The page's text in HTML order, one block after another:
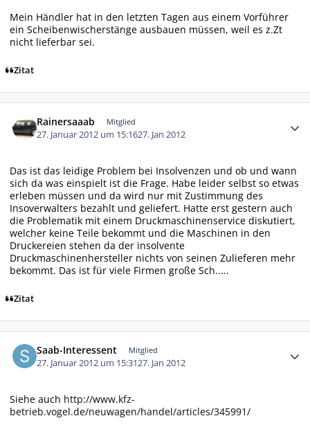
Mein Händler hat in den letzten Tagen aus einem Vorführer
ein Scheibenwischerstänge ausbauen müssen, weil es z.Zt
nicht lieferbar sei.
Zitat
Rainersaaab Mitglied
27. Januar 2012 um 15:1627. Jan 2012
Das ist das leidige Problem bei Insolvenzen und ob und wann
sich da was einspielt ist die Frage. Habe leider selbst so etwas
erleben müssen und da wird nur mit Zustimmung des
Insoverwalters bezahlt und geliefert. Hatte erst gestern auch
die Problematik mit einem Druckmaschinenservice diskutiert,
welcher keine Teile bekommt und die Maschinen in den
Druckereien stehen da der insolvente
Druckmaschinenhersteller nichts von seinen Zulieferen mehr
bekommt. Das ist für viele Firmen große Sch.....
Zitat
Saab-Interessent Mitglied
27. Januar 2012 um 15:3127. Jan 2012
Siehe auch http://www.kfz-
betrieb.vogel.de/neuwagen/handel/articles/345991/